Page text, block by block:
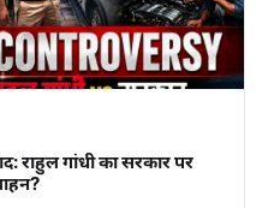
राहुल गांधी का सरकार पर